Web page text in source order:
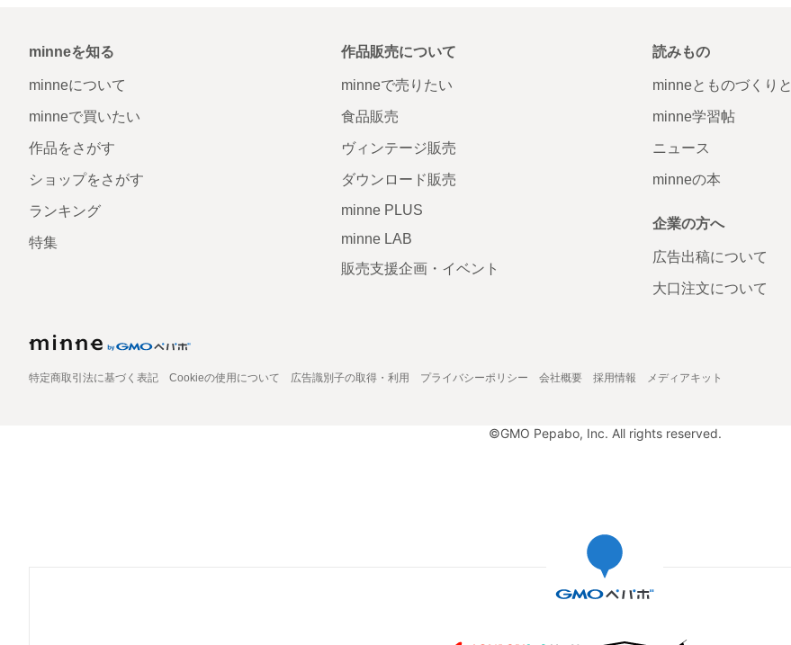
minneを知る
minneについて
minneで買いたい
作品をさがす
ショップをさがす
ランキング
特集
作品販売について
minneで売りたい
食品販売
ヴィンテージ販売
ダウンロード販売
minne PLUS
minne LAB
販売支援企画・イベント
読みもの
minneとものづくりと
minne学習帖
ニュース
minneの本
企業の方へ
広告出稿について
大口注文について
特定商取引法に基づく表記 Cookieの使用について 広告識別子の取得・利用 プライバシーポリシー 会社概要 採用情報 メディアキット
©GMO Pepabo, Inc. All rights reserved.